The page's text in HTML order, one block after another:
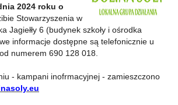
2024 roku o
Stowarzyszenia w
Jagiełły 6 (budynek szkoły i ośrodka
informacje dostępne są telefonicznie u
numerem 690 128 018.
- kampani inofrmacyjnej - zamieszczono